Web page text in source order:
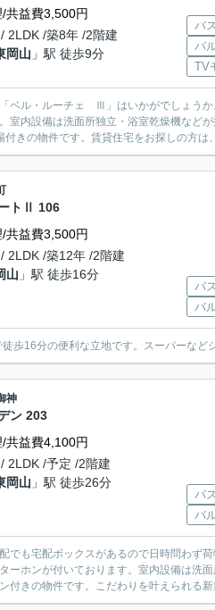
共益費3,500円
2LDK /築8年 /2階建
岡山 」駅 徒歩9分
バ
バ
TV
ベル・ルーチェ Ⅲ」はいかがでしょう
室内設備は洗面所独立・浴室乾燥機など
きの物件です。賃貸住宅をお探しの方は
トⅡ 106
共益費3,500円
2LDK /築12年 /2階建
山 」駅 徒歩16分
バ
バ
歩16分の便利な立地です。スーパーなど
神
ン 203
共益費4,100円
2LDK /予定 /2階建
岡山 」駅 徒歩26分
バ
バ
でも宅配ボックスがあるので日時問わず
ーホンが付いております。室内設備は洗
付きの物件です。こだわりを叶えられる